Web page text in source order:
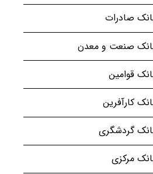
صادرات
صنعت و معدن
قوامین
کارآفرین
گردشگری
مرکزی